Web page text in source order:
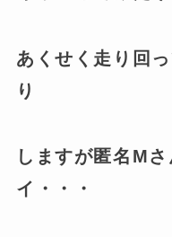
あくせく走り回
り
しますが匿名M
イ・・・